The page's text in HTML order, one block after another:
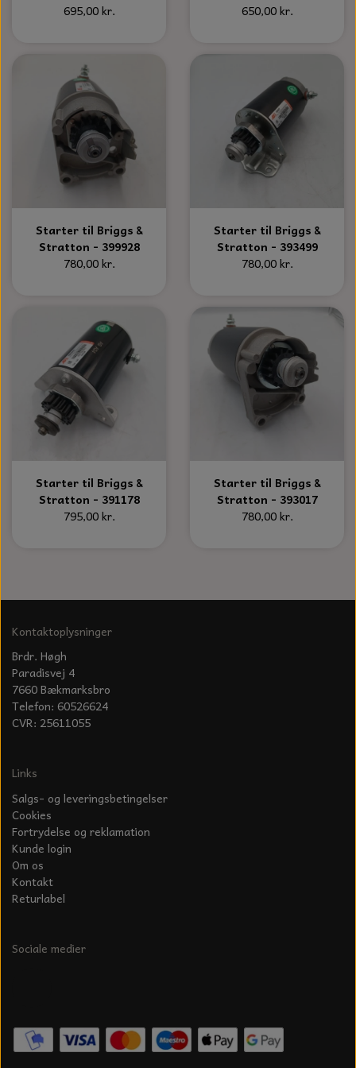
OLIE TIL SMÅMOTORER & HAVEMASKINER
SPÆNDEBÅND
STARTSNOR OG TILBEHØR
UNIVERSAL REMSKIVER OG STYRERULLER
KÆDER TIL MOTORSAV
KLINGSPOR
STIKSAV KLINGER
FEDTPRESSER
695,00 kr.
650,00 kr.
Starter til Briggs &
Stratton - 399928
780,00 kr.
Starter til Briggs &
Stratton - 393499
780,00 kr.
Starter til Briggs &
Stratton - 391178
795,00 kr.
Starter til Briggs &
Stratton - 393017
780,00 kr.
Kontaktoplysninger
Brdr. Høgh
Paradisvej 4
7660 Bækmarksbro
Telefon: 60526624
CVR: 25611055
Links
Salgs- og leveringsbetingelser
Cookies
Fortrydelse og reklamation
Kunde login
Om os
Kontakt
Returlabel
Sociale medier